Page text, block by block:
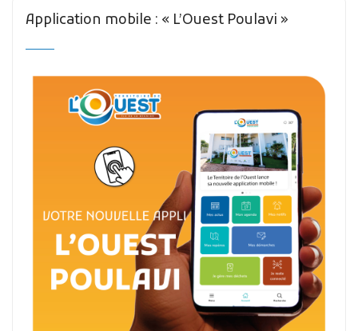
Application mobile : « L’Ouest Poulavi »